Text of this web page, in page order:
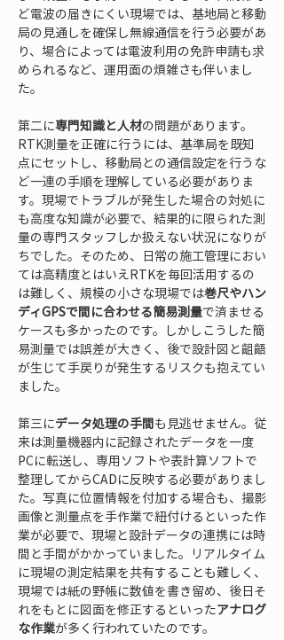
ど電波の届きにくい現場では、基地局と移動
局の見通しを確保し無線通信を行う必要があ
り、場合によっては電波利用の免許申請も求
められるなど、運用面の煩雑さも伴いまし
た。
第二に専門知識と人材の問題があります。
RTK測量を正確に行うには、基準局を既知
点にセットし、移動局との通信設定を行うな
ど一連の手順を理解している必要がありま
す。現場でトラブルが発生した場合の対処に
も高度な知識が必要で、結果的に限られた測
量の専門スタッフしか扱えない状況になりが
ちでした。そのため、日常の施工管理におい
ては高精度とはいえRTKを毎回活用するの
は難しく、規模の小さな現場では巻尺やハン
ディGPSで間に合わせる簡易測量で済ませる
ケースも多かったのです。しかしこうした簡
易測量では誤差が大きく、後で設計図と齟齬
が生じて手戻りが発生するリスクも抱えてい
ました。
第三にデータ処理の手間も見逃せません。従
来は測量機器内に記録されたデータを一度
PCに転送し、専用ソフトや表計算ソフトで
整理してからCADに反映する必要がありまし
た。写真に位置情報を付加する場合も、撮影
画像と測量点を手作業で紐付けるといった作
業が必要で、現場と設計データの連携には時
間と手間がかかっていました。リアルタイム
に現場の測定結果を共有することも難しく、
現場では紙の野帳に数値を書き留め、後日そ
れをもとに図面を修正するといったアナログ
な作業が多く行われていたのです。